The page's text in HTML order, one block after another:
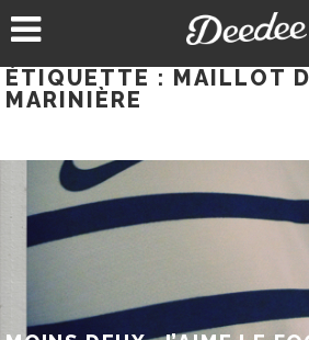
au
ÉTIQUETTE : MAILLOT
MARINIÈRE